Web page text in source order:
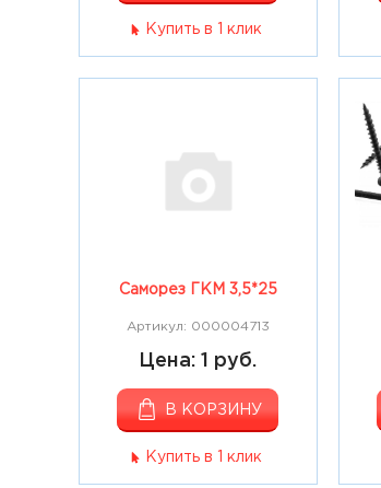
Купить в 1 клик
Саморез ГКМ 3,5*25
Артикул: 000004713
Цена: 1 руб.
В КОРЗИНУ
Купить в 1 клик